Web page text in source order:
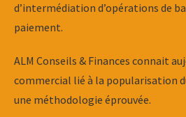
d’intermédiation d’opérations de
paiement.
ALM Conseils & Finances connait
commercial lié à la popularisation
une méthodologie éprouvée.